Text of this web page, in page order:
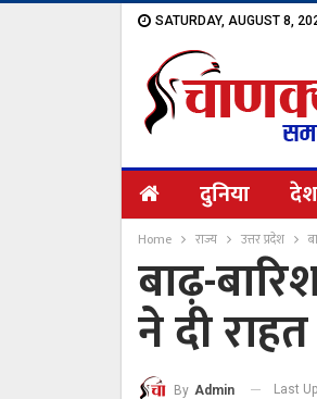
SATURDAY, AUGUST 8,
दुनिया देश
Home राज्य उत्तर प्रदेश
बाढ़-
ने दी राहत
By Admin Last